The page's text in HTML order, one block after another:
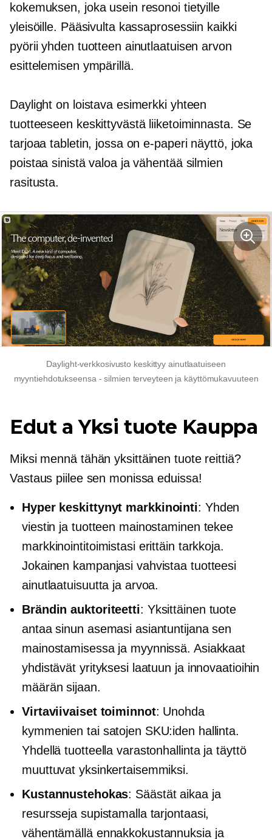
kokemuksen, joka usein resonoi tietyille
yleisöille. Pääsivulta kassaprosessiin kaikki
pyörii yhden tuotteen ainutlaatuisen arvon
esittelemisen ympärillä.
Daylight on loistava esimerkki yhteen
tuotteeseen keskittyvästä liiketoiminnasta. Se
tarjoaa tabletin, jossa one-paperinäyttö, joka
poistaa sinistä valoa ja vähentää silmien
rasitusta.
Daylight-verkkosivusto keskittyy ainutlaatuiseen
myyntiehdotukseensa - silmien terveyteen ja käyttömukavuuteen
Edut aYksi tuote Kauppa
Miksi mennä tähänyksittäinen tuotereittiä?
Vastaus piilee sen monissa eduissa!
Hyper keskittynyt markkinointi: Yhden
viestin ja tuotteen mainostaminen tekee
markkinointitoimistasi erittäin tarkkoja.
Jokainen kampanjasi vahvistaa tuotteesi
ainutlaatuisuutta ja arvoa.
Brändin auktoriteetti: Yksittäinen tuote
antaa sinun asemasi asiantuntijana sen
mainostamisessa ja myynnissä. Asiakkaat
yhdistävät yrityksesi laatuun ja innovaatioihin
määrän sijaan.
Virtaviivaiset toiminnot: Unohda
kymmenien tai satojen SKU:iden hallinta.
Yhdellä tuotteella varastonhallinta ja täyttö
muuttuvat yksinkertaisemmiksi.
Kustannustehokas: Säästät aikaa ja
resursseja supistamalla tarjontaasi,
vähentämällä ennakkokustannuksia ja